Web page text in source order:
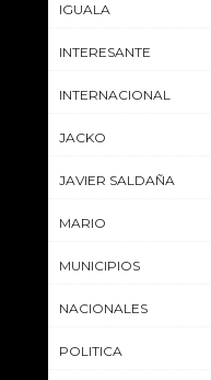
IGUALA
INTERESANTE
INTERNACIONAL
JACKO
JAVIER SALDAÑA
MARIO
MUNICIPIOS
NACIONALES
POLITICA